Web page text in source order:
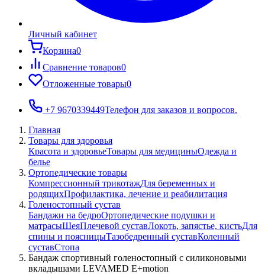
Личный кабинет
Корзина0
Сравнение товаров0
Отложенные товары0
+7 9670339449Телефон для заказов и вопросов.
Главная
Товары для здоровья
Красота и здоровьеТовары для медициныОдежда и
белье
Ортопедические товары
Компрессионный трикотажДля беременных и
родящихПрофилактика, лечение и реабилитация
Голеностопный сустав
Бандажи на бедроОртопедические подушки и
матрасыШеяПлечевой суставЛокоть, запястье, кистьДля
спины и поясницыТазобедренный суставКоленный
суставСтопа
Бандаж спортивный голеностопный с силиконовыми
вкладышами LEVAMED E+motion